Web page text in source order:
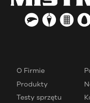
O Firmie
Produkty
Testy sprzętu